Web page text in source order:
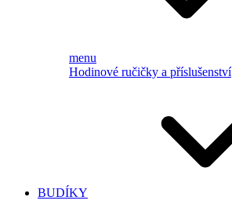
menu
Hodinové ručičky a příslušenství
BUDÍKY